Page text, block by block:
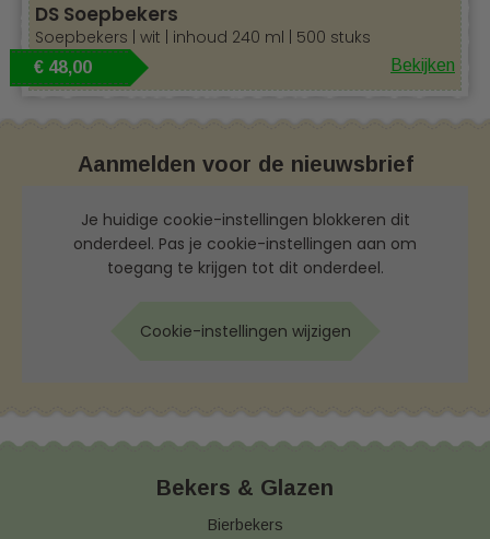
DS Soepbekers
Soepbekers | wit | inhoud 240 ml | 500 stuks
€ 48,00 Bekijken
Aanmelden voor de nieuwsbrief
Je huidige cookie-instellingen blokkeren dit
onderdeel. Pas je cookie-instellingen aan om
toegang te krijgen tot dit onderdeel.
Cookie-instellingen wijzigen
Bekers & Glazen
Bierbekers